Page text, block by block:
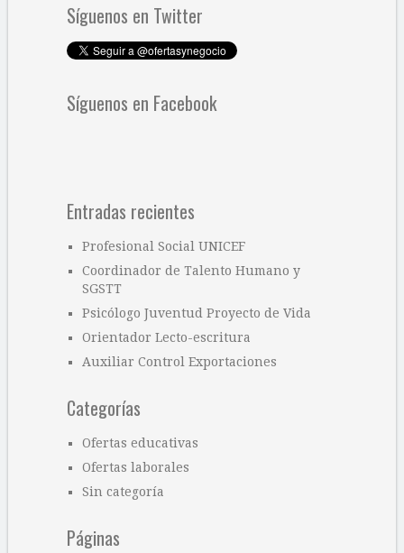
Síguenos en Twitter
Síguenos en Facebook
Entradas recientes
Profesional Social UNICEF
Coordinador de Talento Humano y
SGSTT
Psicólogo Juventud Proyecto de Vida
Orientador Lecto-escritura
Auxiliar Control Exportaciones
Categorías
Ofertas educativas
Ofertas laborales
Sin categoría
Páginas